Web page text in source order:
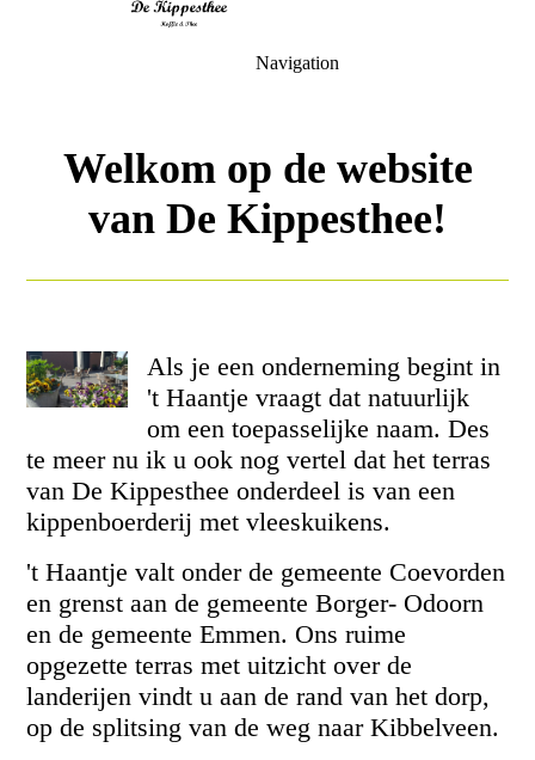
Navigation
Welkom op de website
van De Kippesthee!
Als je een onderneming begint in
't Haantje vraagt dat natuurlijk
om een toepasselijke naam. Des
te meer nu ik u ook nog vertel dat het terras
van De Kippesthee onderdeel is van een
kippenboerderij met vleeskuikens.
't Haantje valt onder de gemeente Coevorden
en grenst aan de gemeente Borger- Odoorn
en de gemeente Emmen. Ons ruime
opgezette terras met uitzicht over de
landerijen vindt u aan de rand van het dorp,
op de splitsing van de weg naar Kibbelveen.